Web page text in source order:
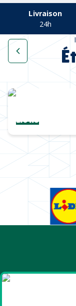
Livraison
24h
Une
Lions